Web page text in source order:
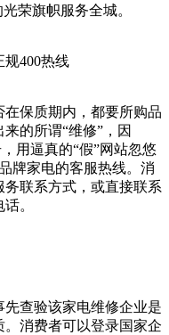
荣旗帜服务全城。
400热线
保质期内，都要所购品
的所谓“维修”，因
用逼真的“假”网站忽悠
牌家电的客服热线。消
联系方式，或直接联系
。
查验该家电维修企业是
消费者可以登录国家企